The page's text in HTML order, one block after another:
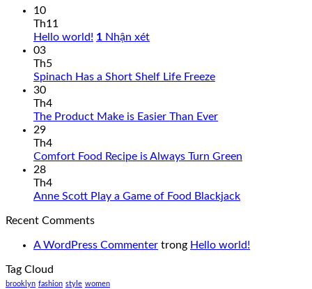
10
Th11
Hello world! 1 Nhận xét
03
Th5
Spinach Has a Short Shelf Life Freeze
30
Th4
The Product Make is Easier Than Ever
29
Th4
Comfort Food Recipe is Always Turn Green
28
Th4
Anne Scott Play a Game of Food Blackjack
Recent Comments
A WordPress Commenter trong Hello world!
Tag Cloud
brooklyn fashion style women